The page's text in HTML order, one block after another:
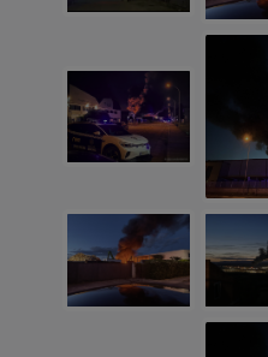
NOTICIAS RELACIONADAS